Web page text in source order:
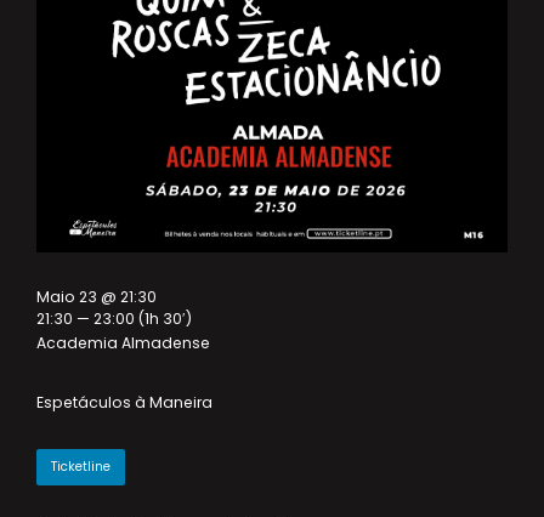
Maio 23 @ 21:30
21:30 — 23:00 (1h 30′)
Academia Almadense
Espetáculos à Maneira
Ticketline